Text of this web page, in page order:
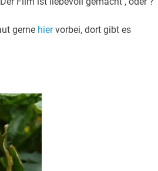
gerne hiervorbei, dort gibt es